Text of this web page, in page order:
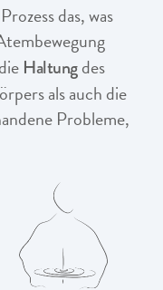
das, was
Haltungdes
als auch die
Probleme,